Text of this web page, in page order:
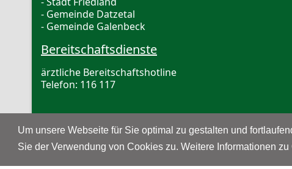
Um unsere Webseite für Sie optimal zu gestalten und
Sie der Verwendung von Cookies zu. Weitere Informationen
- Gemeinde Datzetal
- Gemeinde Galenbeck
Bereitschaftsdienste
ärztliche Bereitschaftshotline
Telefon: 116 117
www.zahnarzt-notdienst.de